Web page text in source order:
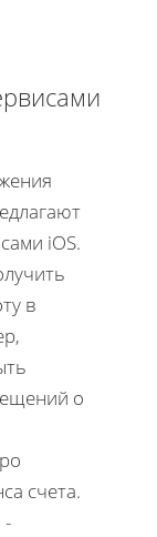
iOS.
в
о
счета.
-